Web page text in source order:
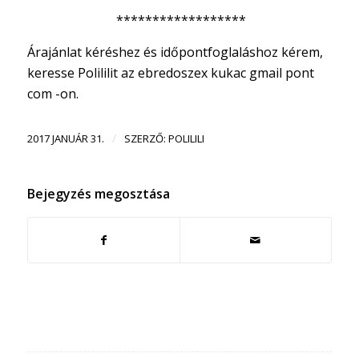
******************
Árajánlat kéréshez és időpontfoglaláshoz kérem,
keresse Polililit az ebredoszex kukac gmail pont
com -on.
2017 JANUÁR 31. / SZERZŐ: POLILILI
Bejegyzés megosztása